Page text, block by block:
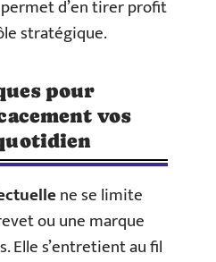
permet d’en tirer profit
stratégique.
pour
vos
ne se limite
ou une marque
Elle s’entretient au fil